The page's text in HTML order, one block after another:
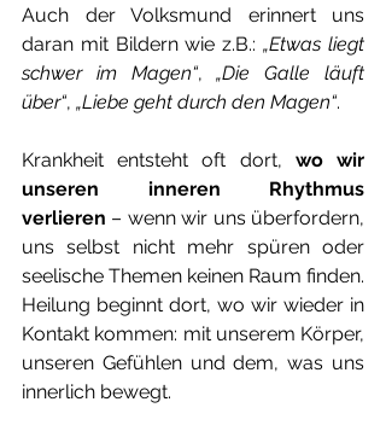
Auch der Volksmund erinnert uns
daran mit Bildern wie z.B.: „Etwas liegt
schwer im Magen“, „Die Galle läuft
über“, „Liebe geht durch den Magen“.
Krankheit entsteht oft dort, wo wir
unseren inneren Rhythmus
verlieren – wenn wir uns überfordern,
uns selbst nicht mehr spüren oder
seelische Themen keinen Raum finden.
Heilung beginnt dort, wo wir wieder in
Kontakt kommen: mit unserem Körper,
unseren Gefühlen und dem, was uns
innerlich bewegt.